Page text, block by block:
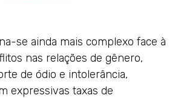
se ainda mais complexo face à
nas relações de gênero,
de ódio e intolerância,
expressivas taxas de